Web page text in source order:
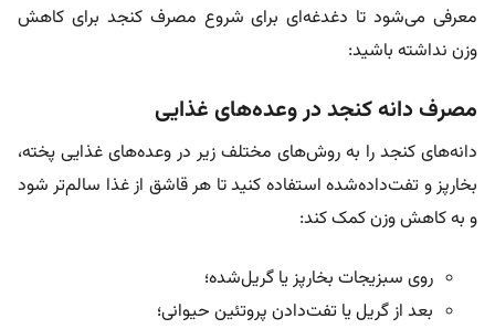
معرفی می‌شود تا دغدغه‌ای برای شروع مصرف کنجد برای کاهش
وزن نداشته باشید:
مصرف دانه کنجد در وعده‌های غذایی
دانه‌های کنجد را به‌ روش‌های مختلف زیر در وعده‌های غذایی پخته،
بخارپز و تفت‌داده‌شده استفاده کنید تا هر قاشق از غذا سالم‌تر شود
و به کاهش وزن کمک کند:
روی سبزیجات بخارپز یا گریل‌شده؛
بعد از گریل یا تفت‌دادن پروتئین حیوانی؛